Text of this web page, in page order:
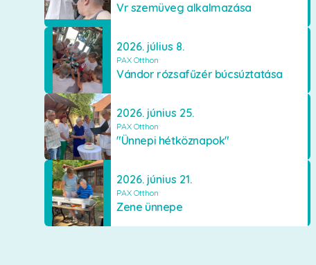
Vr szemüveg alkalmazása
2026. július 8.
PAX Otthon
Vándor rózsafűzér búcsúztatása
2026. június 25.
PAX Otthon
"Ünnepi hétköznapok"
2026. június 21.
PAX Otthon
Zene ünnepe